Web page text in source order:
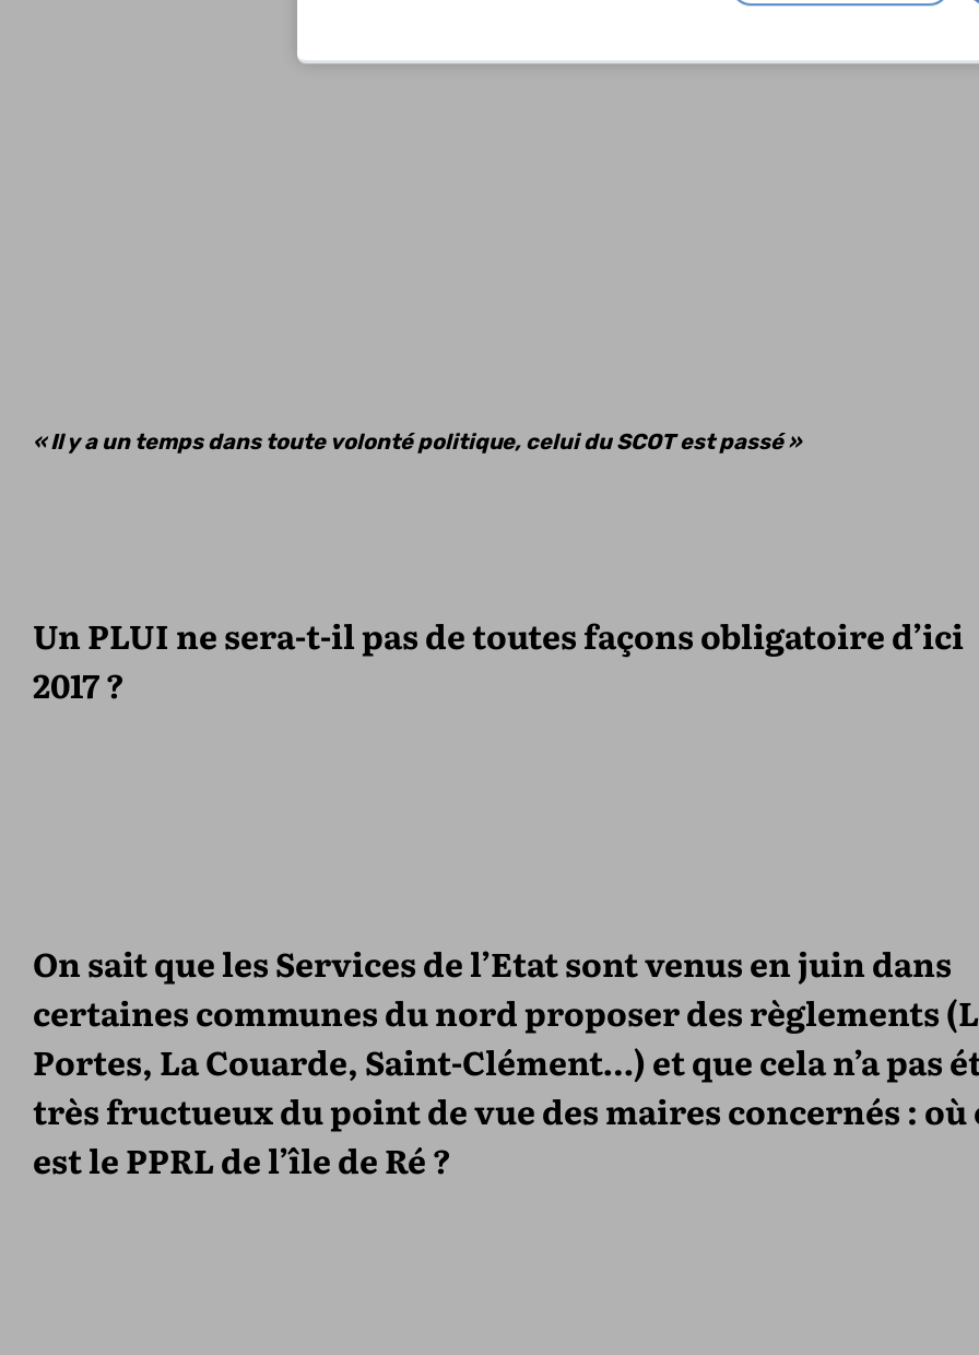
« Il y a un temps dans toute volonté politique, celui du SCOT est passé »
Un PLUI ne sera-t-il pas de toutes façons obligatoire d’ici
2017 ?
On sait que les Services de l’Etat sont venus en juin dans
certaines communes du nord proposer des règlements
Portes, La Couarde, Saint-Clément…) et que cela n’a pas
très fructueux du point de vue des maires concernés : où
est le PPRL de l’île de Ré ?